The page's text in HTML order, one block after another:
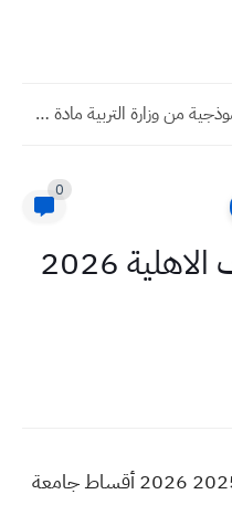
الاجوبة النموذجية من وزارة التربية مادة الرياضيات ثالث متوسط 2022...
0
أقساط جامعة المعارف الاهلية 2026
الأقساط السنوية جامعة المعارف 2025 2026 أقساط جامعة